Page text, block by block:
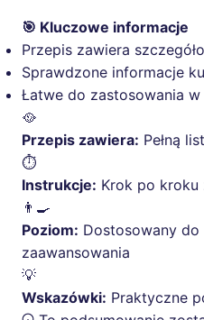
🎯 Kluczowe informacje
Przepis zawiera
Sprawdzone informacje
Łatwe do zastosowania
🥘
Przepis zawiera: Pełną
⏱️
Instrukcje: Krok po kroku
👨‍🍳
Poziom: Dostosowany
zaawansowania
💡
Wskazówki: Praktyczne